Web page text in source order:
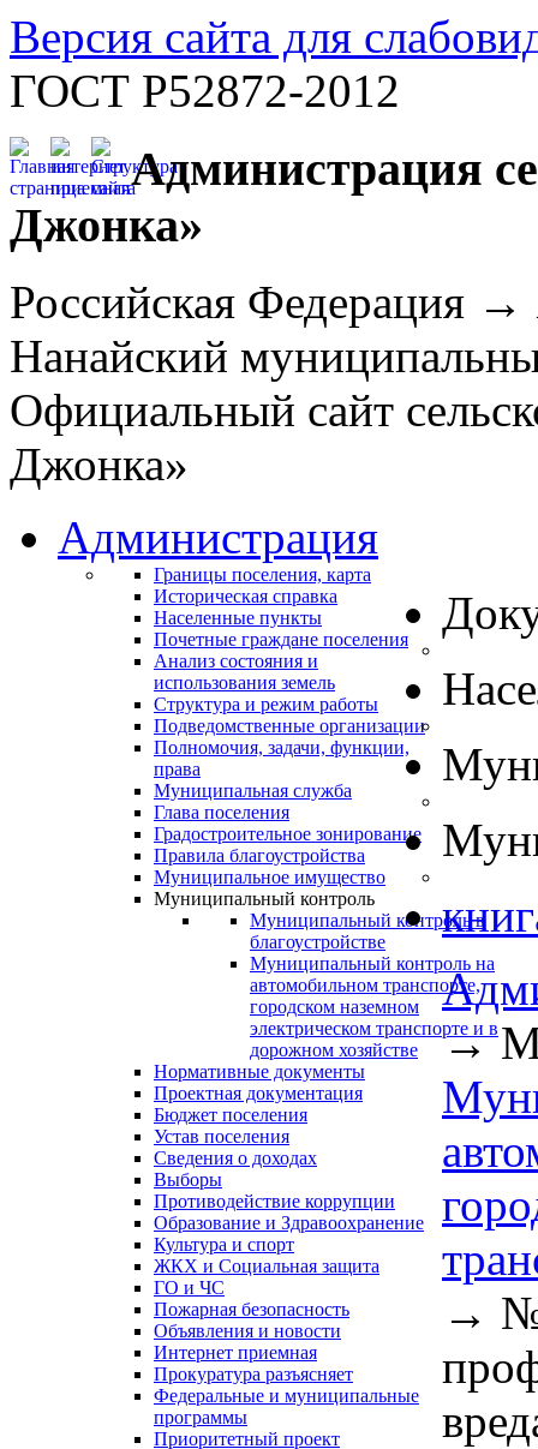
Версия сайта для
ГОСТ Р52872-2012
Администрация
Джонка»
Российская Федерация
Нанайский
Официальный сайт
Джонка»
Администрация
Границы поселения, карта
Историческая справка
Населенные пункты
Почетные граждане поселения
Анализ состояния и
использования земель
Структура и режим работы
Подведомственные организации
Полномочия, задачи, функции,
права
Муниципальная служба
Глава поселения
Градостроительное зонирование
Правила благоустройства
Муниципальное имущество
Муниципальный контроль
Муниципальный контроль в
благоустройстве
Муниципальный контроль на
автомобильном транспорте,
городском наземном
электрическом транспорте и в
дорожном хозяйстве
Нормативные документы
Проектная документация
Бюджет поселения
Устав поселения
Сведения о доходах
Выборы
Противодействие коррупции
Образование и Здравоохранение
Культура и спорт
ЖКХ и Социальная защита
ГО и ЧС
Пожарная безопасность
Объявления и новости
Интернет приемная
Прокуратура разъясняет
Федеральные и муниципальные
программы
Приоритетный проект
→
→